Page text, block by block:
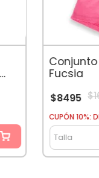
Fucsia
$8495 $
CUPÓN 10%:
Talla